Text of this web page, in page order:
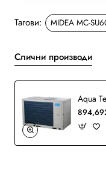
Тагови: MIDEA MC-
Слични производи